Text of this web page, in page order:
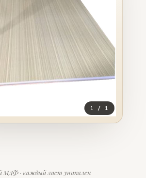
1 / 1
МДФ · каждый лист уникален